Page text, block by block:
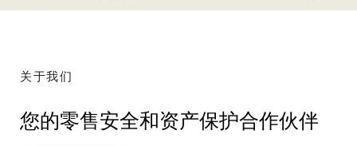
探索业务解决方案，减少零售盗窃，为正确的人提供权
为各行各业提供创新的安防和商品陈列解决方案，以满
旨在减少零售盗窃、增加销售额和提升客户体验的联网
了解我们的历史、我们的动力、我们的员工以及如何加
查找重要产品信息的快速链接，并访问我们的客户支持
关于我们
您的零售安全和资产保护合作伙伴